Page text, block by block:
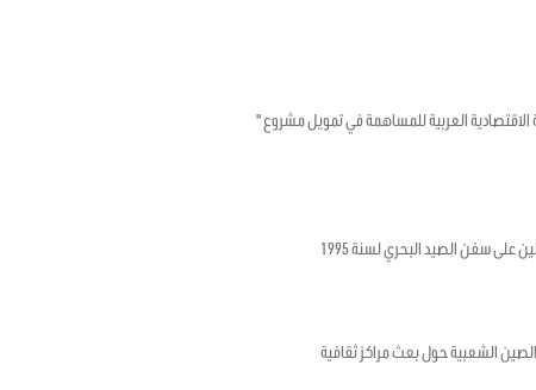
والصندوق الكويتي للتنمية الاقتصادية العربية للمساهمة في تمويل مشروع "
على سفن الصيد البحري لسنة 1995